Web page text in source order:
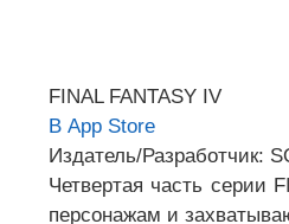
FINAL FANTASY IV
В App Store
Издатель/Разработчик:
Четвертая часть серии
персонажам и